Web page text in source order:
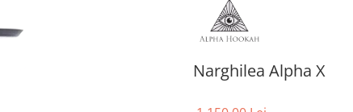
Narghilea Alpha X